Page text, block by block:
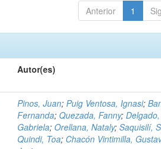
Anterior 1
Autor(es)
Pinos, Juan;Puig Ventosa, Ignasi;
Fernanda;Quezada, Fanny;Delgado,
Gabriela;Orellana, Nataly;Saquisilí,
Quindi, Toa; Chacón Vintimilla,